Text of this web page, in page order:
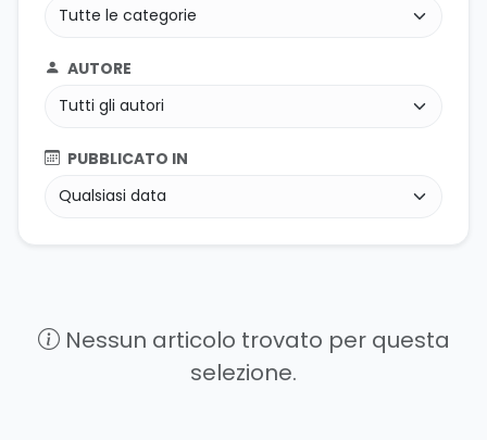
AUTORE
PUBBLICATO IN
Nessun articolo trovato per questa
selezione.